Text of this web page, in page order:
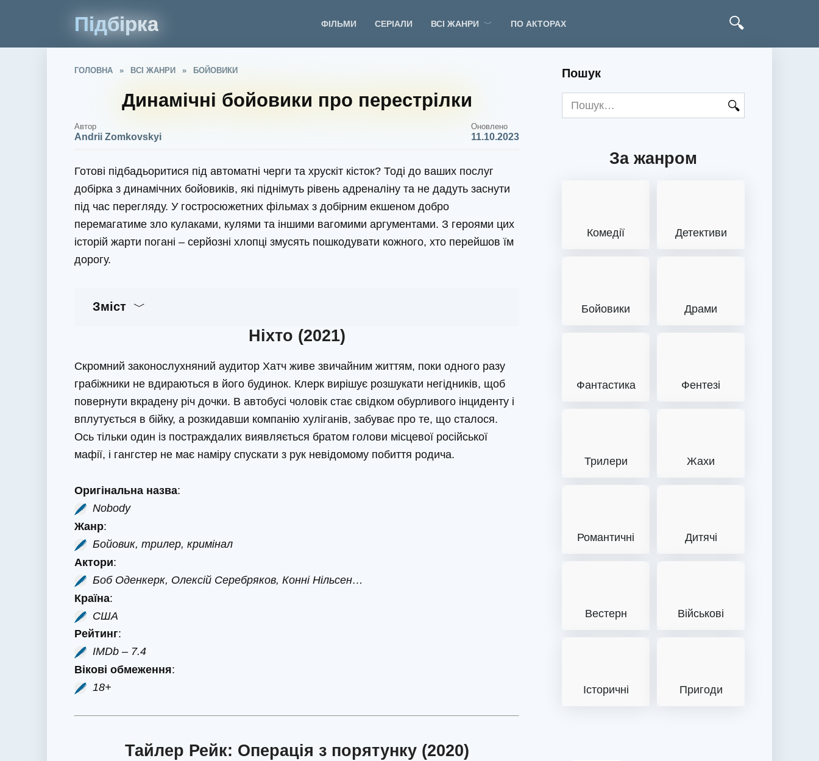
Підбірка ФІЛЬМИ СЕРІАЛИ ВСІ ЖАНРИ ПО АКТОРАХ
ГОЛОВНА » ВСІ ЖАНРИ » БОЙОВИКИ
Динамічні бойовики про перестрілки
Автор
Andrii Zomkovskyi
Оновлено
11.10.2023
Готові підбадьоритися під автоматні черги та хрускіт кісток? Тоді до ваших послуг
добірка з динамічних бойовиків, які піднімуть рівень адреналіну та не дадуть заснути
під час перегляду. У гостросюжетних фільмах з добірним екшеном добро
перемагатиме зло кулаками, кулями та іншими вагомими аргументами. З героями цих
історій жарти погані – серйозні хлопці змусять пошкодувати кожного, хто перейшов їм
дорогу.
Зміст
Ніхто (2021)
Скромний законослухняний аудитор Хатч живе звичайним життям, поки одного разу
грабіжники не вдираються в його будинок. Клерк вирішує розшукати негідників, щоб
повернути вкрадену річ дочки. В автобусі чоловік стає свідком обурливого інциденту і
вплутується в бійку, а розкидавши компанію хуліганів, забуває про те, що сталося.
Ось тільки один із постраждалих виявляється братом голови місцевої російської
мафії, і гангстер не має наміру спускати з рук невідомому побиття родича.
Оригінальна назва:
Nobody
Жанр:
Бойовик, трилер, кримінал
Актори:
Боб Оденкерк, Олексій Серебряков, Конні Нільсен…
Країна:
США
Рейтинг:
IMDb – 7.4
Вікові обмеження:
18+
Тайлер Рейк: Операція з порятунку (2020)
Пошук
for:
За жанром
Комедії Детективи
Бойовики Драми
Фантастика Фентезі
Трилери Жахи
Романтичні Дитячі
Вестерн Військові
Історичні Пригоди